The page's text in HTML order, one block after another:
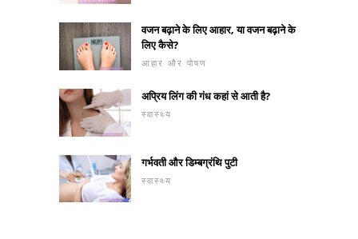
वजन बढ़ाने के लिए आहार, या वजन बढ़ाने के
लिए कैसे?
आहार और पोषण
अप्रिय लिंग की गंध कहां से आती है?
स्वास्थ्य
गर्भवती और डिम्बग्रंथि पुटी
स्वास्थ्य